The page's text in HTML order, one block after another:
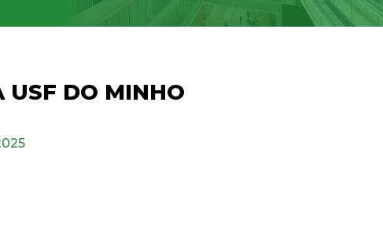
USF DO MINHO